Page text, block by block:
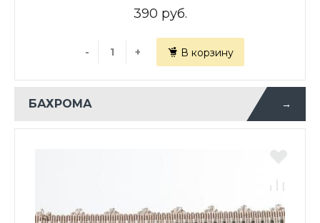
390 руб.
- + В корзину
БАХРОМА →